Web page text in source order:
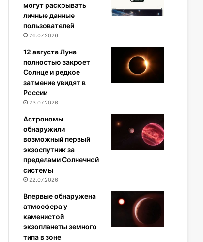
могут раскрывать
личные данные
пользователей
26.07.2026
12 августа Луна
полностью закроет
Солнце и редкое
затмение увидят в
России
23.07.2026
Астрономы
обнаружили
возможный первый
экзоспутник за
пределами Солнечной
системы
22.07.2026
Впервые обнаружена
атмосфера у
каменистой
экзопланеты земного
типа в зоне